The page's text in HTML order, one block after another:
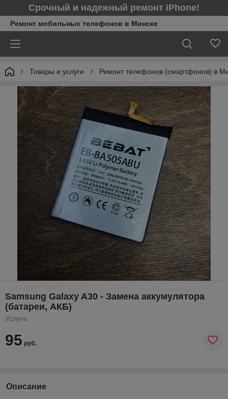
Срочный и надежный ремонт iPhone!
Ремонт мобильных телефонов в Минcке
Товары и услуги Ремонт телефонов (смартфонов) в
Samsung Galaxy A30 - Замена аккумулятора
(батареи, АКБ)
Услуга
95 руб.
Описание